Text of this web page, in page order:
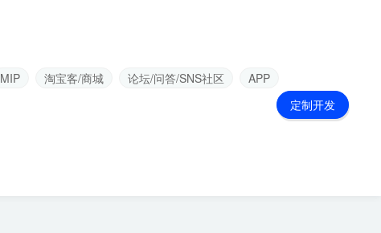
MIP 淘宝客/商城 论坛/问答/SNS社区
APP
定制开发